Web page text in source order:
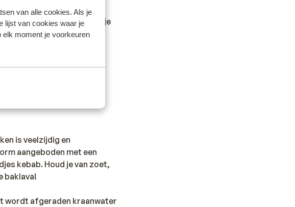
van alle cookies. Als je
lijst van cookies waar je
moment je voorkeuren
formulier nodig. Deze kun je
achterkant van je
bel je 112 en het
is veelzijdig en
aangeboden met een
kebab. Houd je van zoet,
baklava!
wordt afgeraden kraanwater